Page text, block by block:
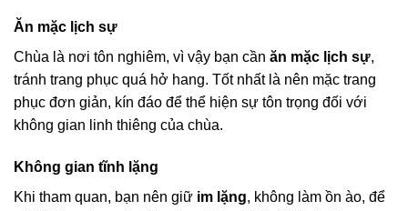
Ăn mặc lịch sự
Chùa là nơi tôn nghiêm, vì vậy bạn cần ăn mặc lịch sự,
tránh trang phục quá hở hang. Tốt nhất là nên mặc trang
phục đơn giản, kín đáo để thể hiện sự tôn trọng đối với
không gian linh thiêng của chùa.
Không gian tĩnh lặng
Khi tham quan, bạn nên giữ im lặng, không làm ồn ào, để